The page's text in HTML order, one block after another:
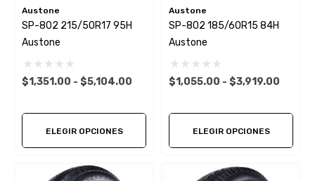
Austone
SP-802 215/50R17 95H
Austone
$1,351.00 - $5,104.00
ELEGIR OPCIONES
Austone
SP-802 185/60R15 84H
Austone
$1,055.00 - $3,919.00
ELEGIR OPCIONES